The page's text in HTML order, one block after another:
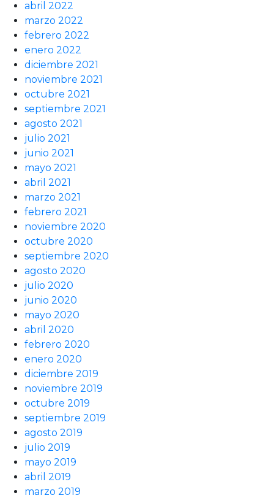
abril 2022
marzo 2022
febrero 2022
enero 2022
diciembre 2021
noviembre 2021
octubre 2021
septiembre 2021
agosto 2021
julio 2021
junio 2021
mayo 2021
abril 2021
marzo 2021
febrero 2021
noviembre 2020
octubre 2020
septiembre 2020
agosto 2020
julio 2020
junio 2020
mayo 2020
abril 2020
febrero 2020
enero 2020
diciembre 2019
noviembre 2019
octubre 2019
septiembre 2019
agosto 2019
julio 2019
mayo 2019
abril 2019
marzo 2019